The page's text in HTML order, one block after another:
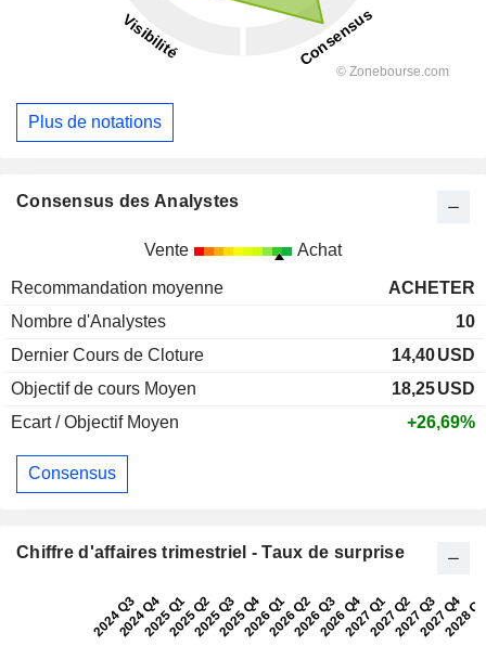
Plus de notations
Consensus des Analystes
Vente Achat
Recommandation moyenne
ACHETER
Nombre d'Analystes
10
Dernier Cours de Cloture
14,40USD
Objectif de cours Moyen
18,25USD
Ecart / Objectif Moyen
+26,69%
Consensus
Chiffre d'affaires trimestriel - Taux de surprise